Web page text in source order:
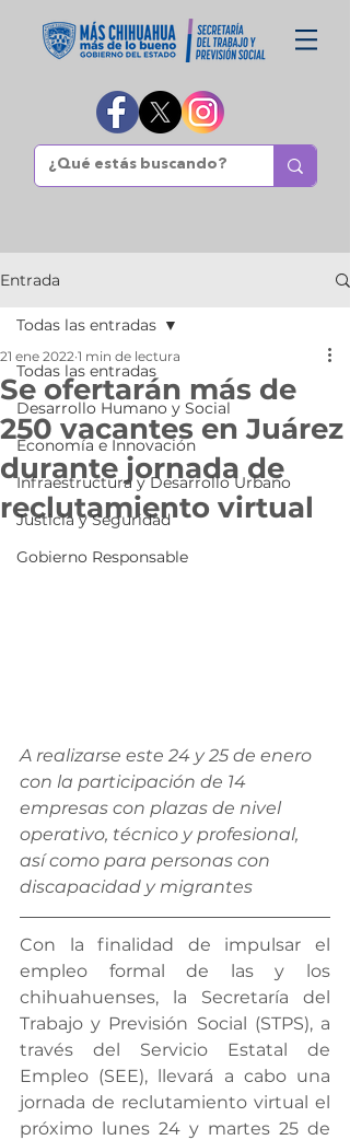
Entrada
Todas las entradas
Desarrollo Humano y Social
Economía e Innovación
Infraestructura y Desarrollo Urbano
Justicia y Seguridad
Gobierno Responsable
Todas las entradas
Se ofertarán más de
250 vacantes en Juárez
durante jornada de
reclutamiento virtual
21 ene 2022 1 min de lectura
A realizarse este 24 y 25 de enero
con la participación de 14
empresas con plazas de nivel
operativo, técnico y profesional,
así como para personas con
discapacidad y migrantes
Con la finalidad de impulsar el
empleo formal de las y los
chihuahuenses, la Secretaría del
Trabajo y Previsión Social (STPS), a
través del Servicio Estatal de
Empleo (SEE), llevará a cabo una
jornada de reclutamiento virtual el
próximo lunes 24 y martes 25 de